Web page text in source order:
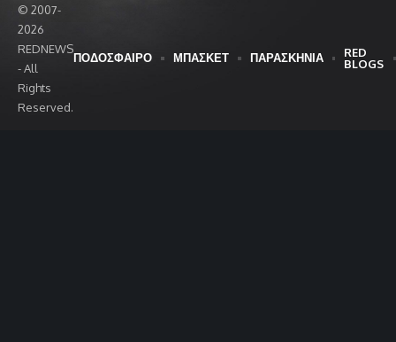
© 2007-
2026
REDNEWS
- All
Rights
Reserved.
ΠΟΔΟΣΦΑΙΡΟ ΜΠΑΣΚΕΤ ΠΑΡΑΣΚΗΝΙΑ
RED
BLOGS